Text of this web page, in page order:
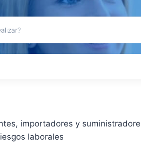
importadores y
laborales